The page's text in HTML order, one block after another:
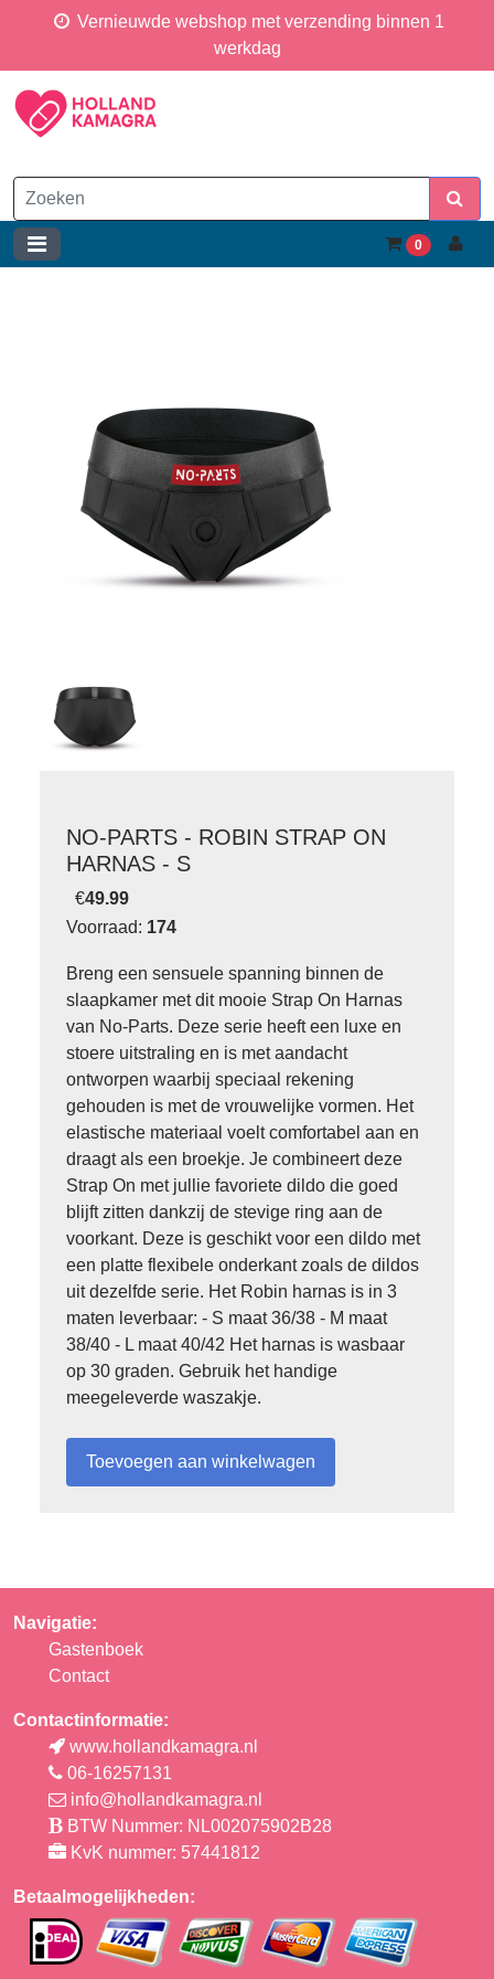
Vernieuwde webshop met verzending binnen 1
werkdag
0
NO-PARTS - ROBIN STRAP ON
HARNAS - S
€49.99
Voorraad: 174
Breng een sensuele spanning binnen de
slaapkamer met dit mooie Strap On Harnas
van No-Parts. Deze serie heeft een luxe en
stoere uitstraling en is met aandacht
ontworpen waarbij speciaal rekening
gehouden is met de vrouwelijke vormen. Het
elastische materiaal voelt comfortabel aan en
draagt als een broekje. Je combineert deze
Strap On met jullie favoriete dildo die goed
blijft zitten dankzij de stevige ring aan de
voorkant. Deze is geschikt voor een dildo met
een platte flexibele onderkant zoals de dildos
uit dezelfde serie. Het Robin harnas is in 3
maten leverbaar: - S maat 36/38 - M maat
38/40 - L maat 40/42 Het harnas is wasbaar
op 30 graden. Gebruik het handige
meegeleverde waszakje.
Navigatie:
Gastenboek
Contact
Contactinformatie:
www.hollandkamagra.nl
06-16257131
info@hollandkamagra.nl
BTW Nummer: NL002075902B28
KvK nummer: 57441812
Betaalmogelijkheden: